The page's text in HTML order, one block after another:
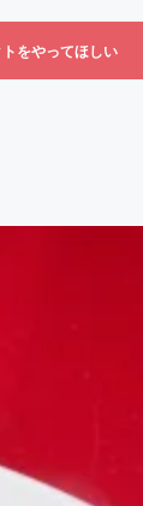
をやってほしい